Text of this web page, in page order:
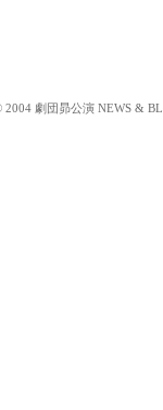
劇団昴公演 NEWS &